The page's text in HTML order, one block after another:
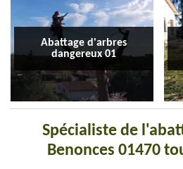
Abattage d'arbres
dangereux 01
Spécialiste de
Benonces 01470